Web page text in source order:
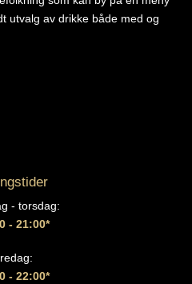
utvalg av drikke både med og
- torsdag:
- 21:00*
- 22:00*